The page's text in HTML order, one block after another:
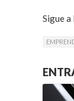
Sigue